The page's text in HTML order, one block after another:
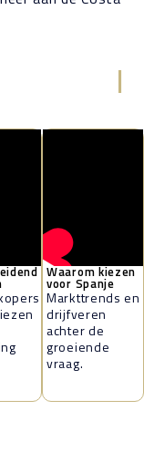
|
Waarom kiezen
voor Spanje
Markttrends en
drijfveren
achter de
groeiende
vraag.